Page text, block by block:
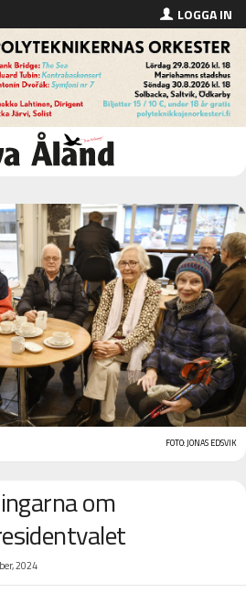
LOGGA IN
FOTO: JONAS EDSVIK
om
2024